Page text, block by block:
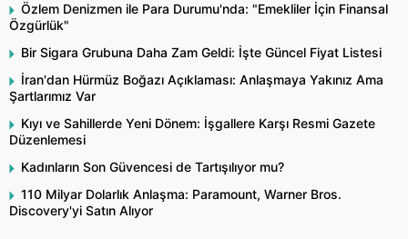
Özlem Denizmen ile Para Durumu'nda: "Emekliler İçin Finansal
Özgürlük"
Bir Sigara Grubuna Daha Zam Geldi: İşte Güncel Fiyat Listesi
İran'dan Hürmüz Boğazı Açıklaması: Anlaşmaya Yakınız Ama
Şartlarımız Var
Kıyı ve Sahillerde Yeni Dönem: İşgallere Karşı Resmi Gazete
Düzenlemesi
Kadınların Son Güvencesi de Tartışılıyor mu?
110 Milyar Dolarlık Anlaşma: Paramount, Warner Bros.
Discovery'yi Satın Alıyor